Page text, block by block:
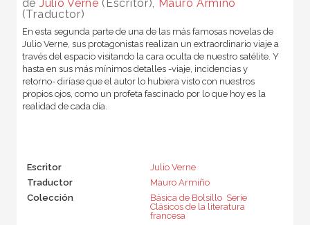
de Julio Verne (Escritor), Mauro Armiño
(Traductor)
En esta segunda parte de una de las más famosas novelas de
Julio Verne, sus protagonistas realizan un extraordinario viaje a
través del espacio visitando la cara oculta de nuestro satélite. Y
hasta en sus más mínimos detalles -viaje, incidencias y
retorno- diríase que el autor lo hubiera visto con nuestros
propios ojos, como un profeta fascinado por lo que hoy es la
realidad de cada día.
Escritor
Julio Verne
Traductor
Mauro Armiño
Colección
Básica de Bolsillo  Serie
Clásicos de la literatura
francesa